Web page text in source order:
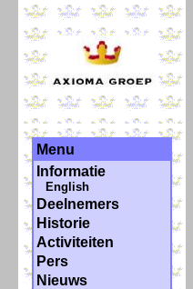
Menu
Informatie
English
Deelnemers
Historie
Activiteiten
Pers
Nieuws